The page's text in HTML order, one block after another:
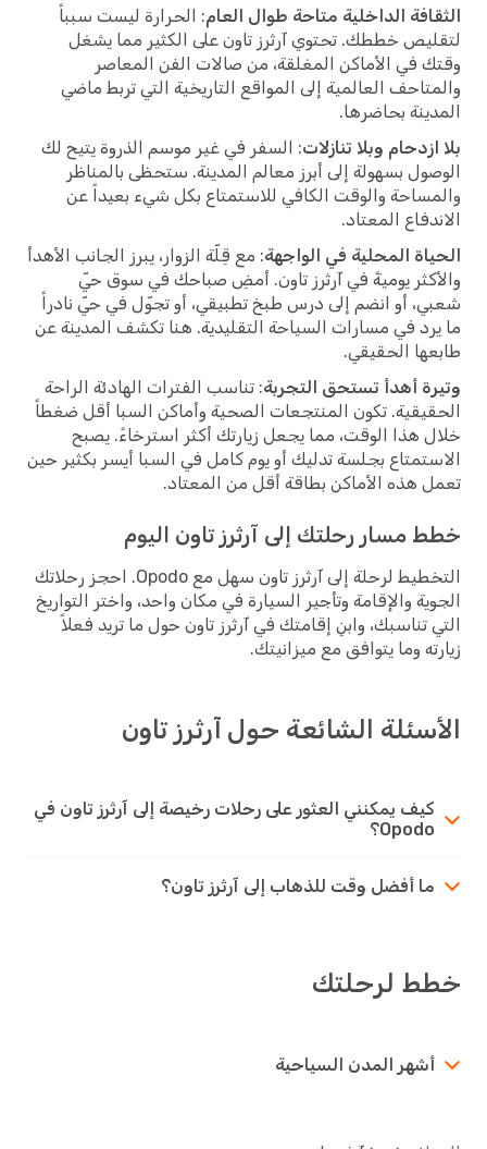
الثقافة الداخلية متاحة طوال العام: الحرارة ليست سبباً
لتقليص خططك. تحتوي آرثرز تاون على الكثير مما يشغل
وقتك في الأماكن المغلقة، من صالات الفن المعاصر
والمتاحف العالمية إلى المواقع التاريخية التي تربط ماضي
المدينة بحاضرها.
بلا ازدحام وبلا تنازلات: السفر في غير موسم الذروة يتيح لك
الوصول بسهولة إلى أبرز معالم المدينة. ستحظى بالمناظر
والمساحة والوقت الكافي للاستمتاع بكل شيء بعيداً عن
الاندفاع المعتاد.
الحياة المحلية في الواجهة: مع قِلّة الزوار، يبرز الجانب الأهدأ
والأكثر يوميةً في آرثرز تاون. أمضِ صباحك في سوق حيّ
شعبي، أو انضم إلى درس طبخ تطبيقي، أو تجوّل في حيّ نادراً
ما يرد في مسارات السياحة التقليدية. هنا تكشف المدينة عن
طابعها الحقيقي.
وتيرة أهدأ تستحق التجربة: تناسب الفترات الهادئة الراحة
الحقيقية. تكون المنتجعات الصحية وأماكن السبا أقل ضغطاً
خلال هذا الوقت، مما يجعل زيارتك أكثر استرخاءً. يصبح
الاستمتاع بجلسة تدليك أو يوم كامل في السبا أيسر بكثير حين
تعمل هذه الأماكن بطاقة أقل من المعتاد.
خطط مسار رحلتك إلى آرثرز تاون اليوم
التخطيط لرحلة إلى آرثرز تاون سهل مع Opodo. احجز رحلاتك
الجوية والإقامة وتأجير السيارة في مكان واحد، واختر التواريخ
التي تناسبك، وابنِ إقامتك في آرثرز تاون حول ما تريد فعلاً
زيارته وما يتوافق مع ميزانيتك.
الأسئلة الشائعة حول آرثرز تاون
كيف يمكنني العثور على رحلات رخيصة إلى آرثرز تاون في
Opodo؟
ما أفضل وقت للذهاب إلى آرثرز تاون؟
خطط لرحلتك
أشهر المدن السياحية